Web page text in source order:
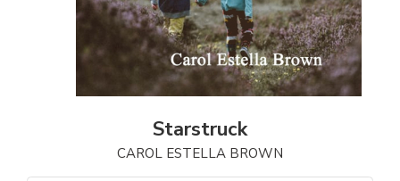
Starstruck
CAROL ESTELLA BROWN